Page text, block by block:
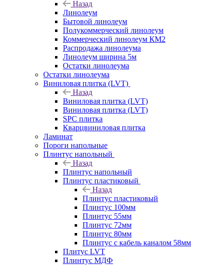
Назад
Линолеум
Бытовой линолеум
Полукоммерческий линолеум
Коммерческий линолеум КМ2
Распродажа линолеума
Линолеум ширина 5м
Остатки линолеума
Остатки линолеума
Виниловая плитка (LVT)
Назад
Виниловая плитка (LVT)
Виниловая плитка (LVT)
SPC плитка
Кварцвиниловая плитка
Ламинат
Пороги напольные
Плинтус напольный
Назад
Плинтус напольный
Плинтус пластиковый
Назад
Плинтус пластиковый
Плинтус 100мм
Плинтус 55мм
Плинтус 72мм
Плинтус 80мм
Плинтус с кабель каналом 58мм
Плитус LVT
Плинтус МДФ